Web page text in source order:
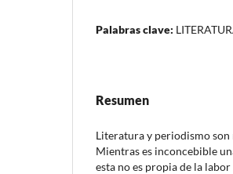
Palabras clave:
Resumen
Literatura y periodismo son
Mientras es inconcebible
esta no es propia de la